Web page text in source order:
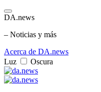
DA.news
– Noticias y más
Acerca de DA.news
Luz
Oscura